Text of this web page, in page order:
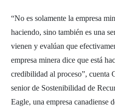
“No es solamente la empresa
haciendo, sino también es una
vienen y evalúan que
empresa minera dice que está
credibilidad al proceso”, cuenta
senior de Sostenibilidad de
Eagle, una empresa canadiense